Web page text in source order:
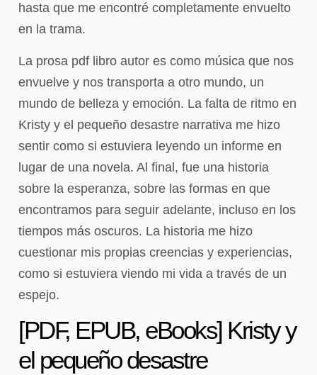
hasta que me encontré completamente envuelto
en la trama.
La prosa pdf libro autor es como música que nos
envuelve y nos transporta a otro mundo, un
mundo de belleza y emoción. La falta de ritmo en
Kristy y el pequeño desastre narrativa me hizo
sentir como si estuviera leyendo un informe en
lugar de una novela. Al final, fue una historia
sobre la esperanza, sobre las formas en que
encontramos para seguir adelante, incluso en los
tiempos más oscuros. La historia me hizo
cuestionar mis propias creencias y experiencias,
como si estuviera viendo mi vida a través de un
espejo.
[PDF, EPUB, eBooks] Kristy y
el pequeño desastre